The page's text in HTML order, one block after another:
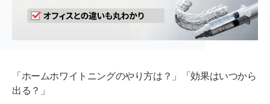
「ホームホワイトニングのやり方は？」「効果はいつから
出る？」